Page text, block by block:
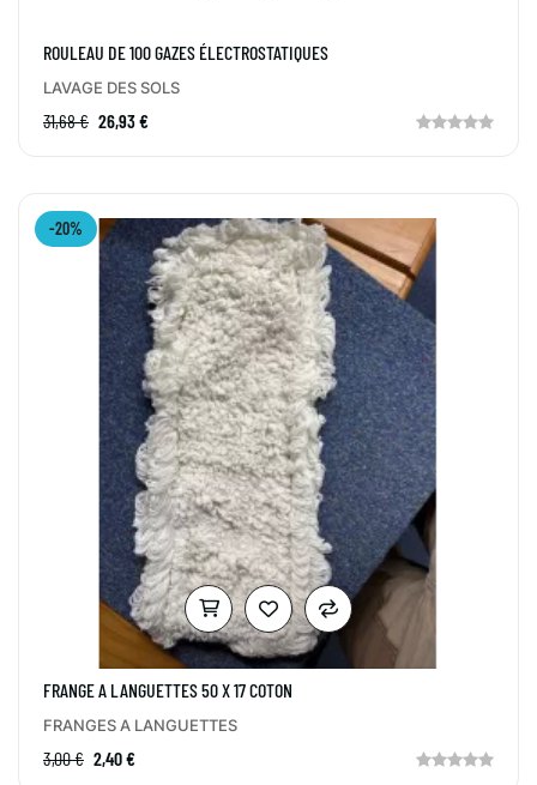
ROULEAU DE 100 GAZES ÉLECTROSTATIQUES
LAVAGE DES SOLS
31,68 € 26,93 €
-20%
FRANGE A LANGUETTES 50 X 17 COTON
FRANGES A LANGUETTES
3,00 € 2,40 €